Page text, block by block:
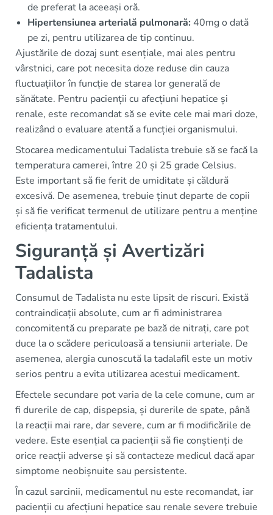
de preferat la aceeași oră.
Hipertensiunea arterială pulmonară: 40mg o dată
pe zi, pentru utilizarea de tip continuu.
Ajustările de dozaj sunt esențiale, mai ales pentru
vârstnici, care pot necesita doze reduse din cauza
fluctuațiilor în funcție de starea lor generală de
sănătate. Pentru pacienții cu afecțiuni hepatice și
renale, este recomandat să se evite cele mai mari doze,
realizând o evaluare atentă a funcției organismului.
Stocarea medicamentului Tadalista trebuie să se facă la
temperatura camerei, între 20 și 25 grade Celsius.
Este important să fie ferit de umiditate și căldură
excesivă. De asemenea, trebuie ținut departe de copii
și să fie verificat termenul de utilizare pentru a menține
eficiența tratamentului.
Siguranță și Avertizări
Tadalista
Consumul de Tadalista nu este lipsit de riscuri. Există
contraindicații absolute, cum ar fi administrarea
concomitentă cu preparate pe bază de nitrați, care pot
duce la o scădere periculoasă a tensiunii arteriale. De
asemenea, alergia cunoscută la tadalafil este un motiv
serios pentru a evita utilizarea acestui medicament.
Efectele secundare pot varia de la cele comune, cum ar
fi durerile de cap, dispepsia, și durerile de spate, până
la reacții mai rare, dar severe, cum ar fi modificările de
vedere. Este esențial ca pacienții să fie conștienți de
orice reacții adverse și să contacteze medicul dacă apar
simptome neobișnuite sau persistente.
În cazul sarcinii, medicamentul nu este recomandat, iar
pacienții cu afecțiuni hepatice sau renale severe trebuie